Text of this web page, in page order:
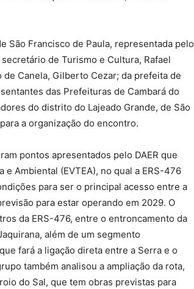
São Francisco de Paula, representada pelo
de Turismo e Cultura, Rafael
Canela, Gilberto Cezar; da prefeita de
das Prefeituras de Cambará do
do distrito do Lajeado Grande, de São
a organização do encontro.
pontos apresentados pelo DAER que
Ambiental (EVTEA), no qual a ERS-476
para ser o principal acesso entre a
para estar operando em 2029. O
da ERS-476, entre o entroncamento da
além de um segmento
fará a ligação direta entre a Serra e o
também analisou a ampliação da rota,
do Sal, que tem obras previstas para